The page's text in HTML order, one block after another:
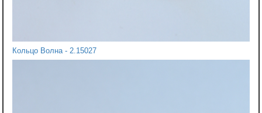
Кольцо Волна - 2.15027